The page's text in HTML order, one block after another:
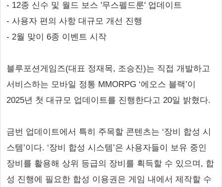
- 12종 신수 및 월드 보스 '무스펠드룬' 업데이트
- 사용자 편의 사항 대규모 개선 진행
- 2월 맞이 6종 이벤트 시작
블루포션게임즈(대표 정재목, 조승진)는 직접 개발하고
서비스하는 모바일 정통 MMORPG ‘에오스 블랙’이
2025년 첫 대규모 업데이트를 진행한다고 20일 밝혔다.
금번 업데이트에서 특히 주목할 콘텐츠는 ‘장비 합성 시
스템’이다. ‘장비 합성 시스템’은 사용자들이 보유 중인
장비를 활용해 상위 등급의 장비를 획득할 수 있으며, 합
성 진행에 필요한 합성 이용권은 게임 내에서 제작할 수